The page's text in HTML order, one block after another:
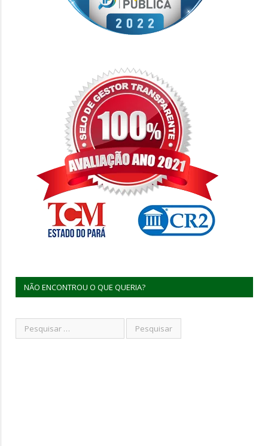
NÃO ENCONTROU O QUE QUERIA?